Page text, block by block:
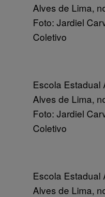
Alves de Lima,
Foto: Jardiel
Coletivo
Escola Estadual
Alves de Lima,
Foto: Jardiel
Coletivo
Escola Estadual
Alves de Lima,